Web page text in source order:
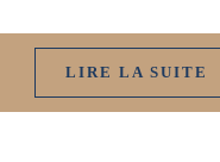
LIRE LA SUITE